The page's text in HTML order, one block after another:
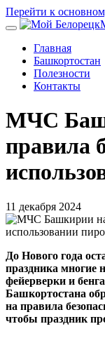
Перейти к
Главная
Башкортостан
Полезности
Контакты
МЧС
правила
11 декабря 2024
До Нового года
праздника многие
фейерверки и
Башкортостана
на правила
чтобы праздник